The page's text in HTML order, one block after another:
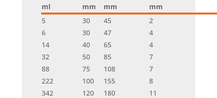
ml
mm
mm
mm
5
30 45
2
6
30 47
4
14
40 65
4
32
50 85
7
88
75 108
7
222
100 155
8
342
120 180
11